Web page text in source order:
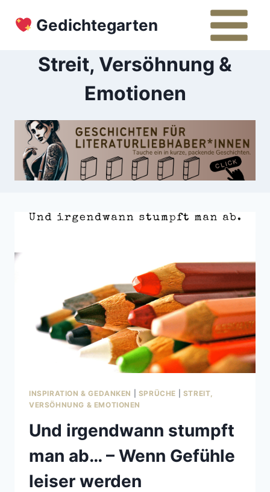
Inhalt
Gedichtegarten
Streit, Versöhnung &
Emotionen
INSPIRATION & GEDANKEN SPRÜCHE
STREIT,
VERSÖHNUNG & EMOTIONEN
Und irgendwann stumpft
man ab… – Wenn Gefühle
leiser werden